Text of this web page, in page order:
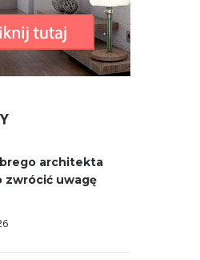
architekta
zwrócić uwagę